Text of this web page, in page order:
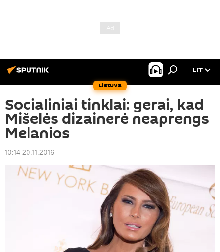
Lietuva
LIT
Socialiniai tinklai: gerai, kad
Mišelės dizainerė neaprengs
Melanios
10:14 20.11.2016